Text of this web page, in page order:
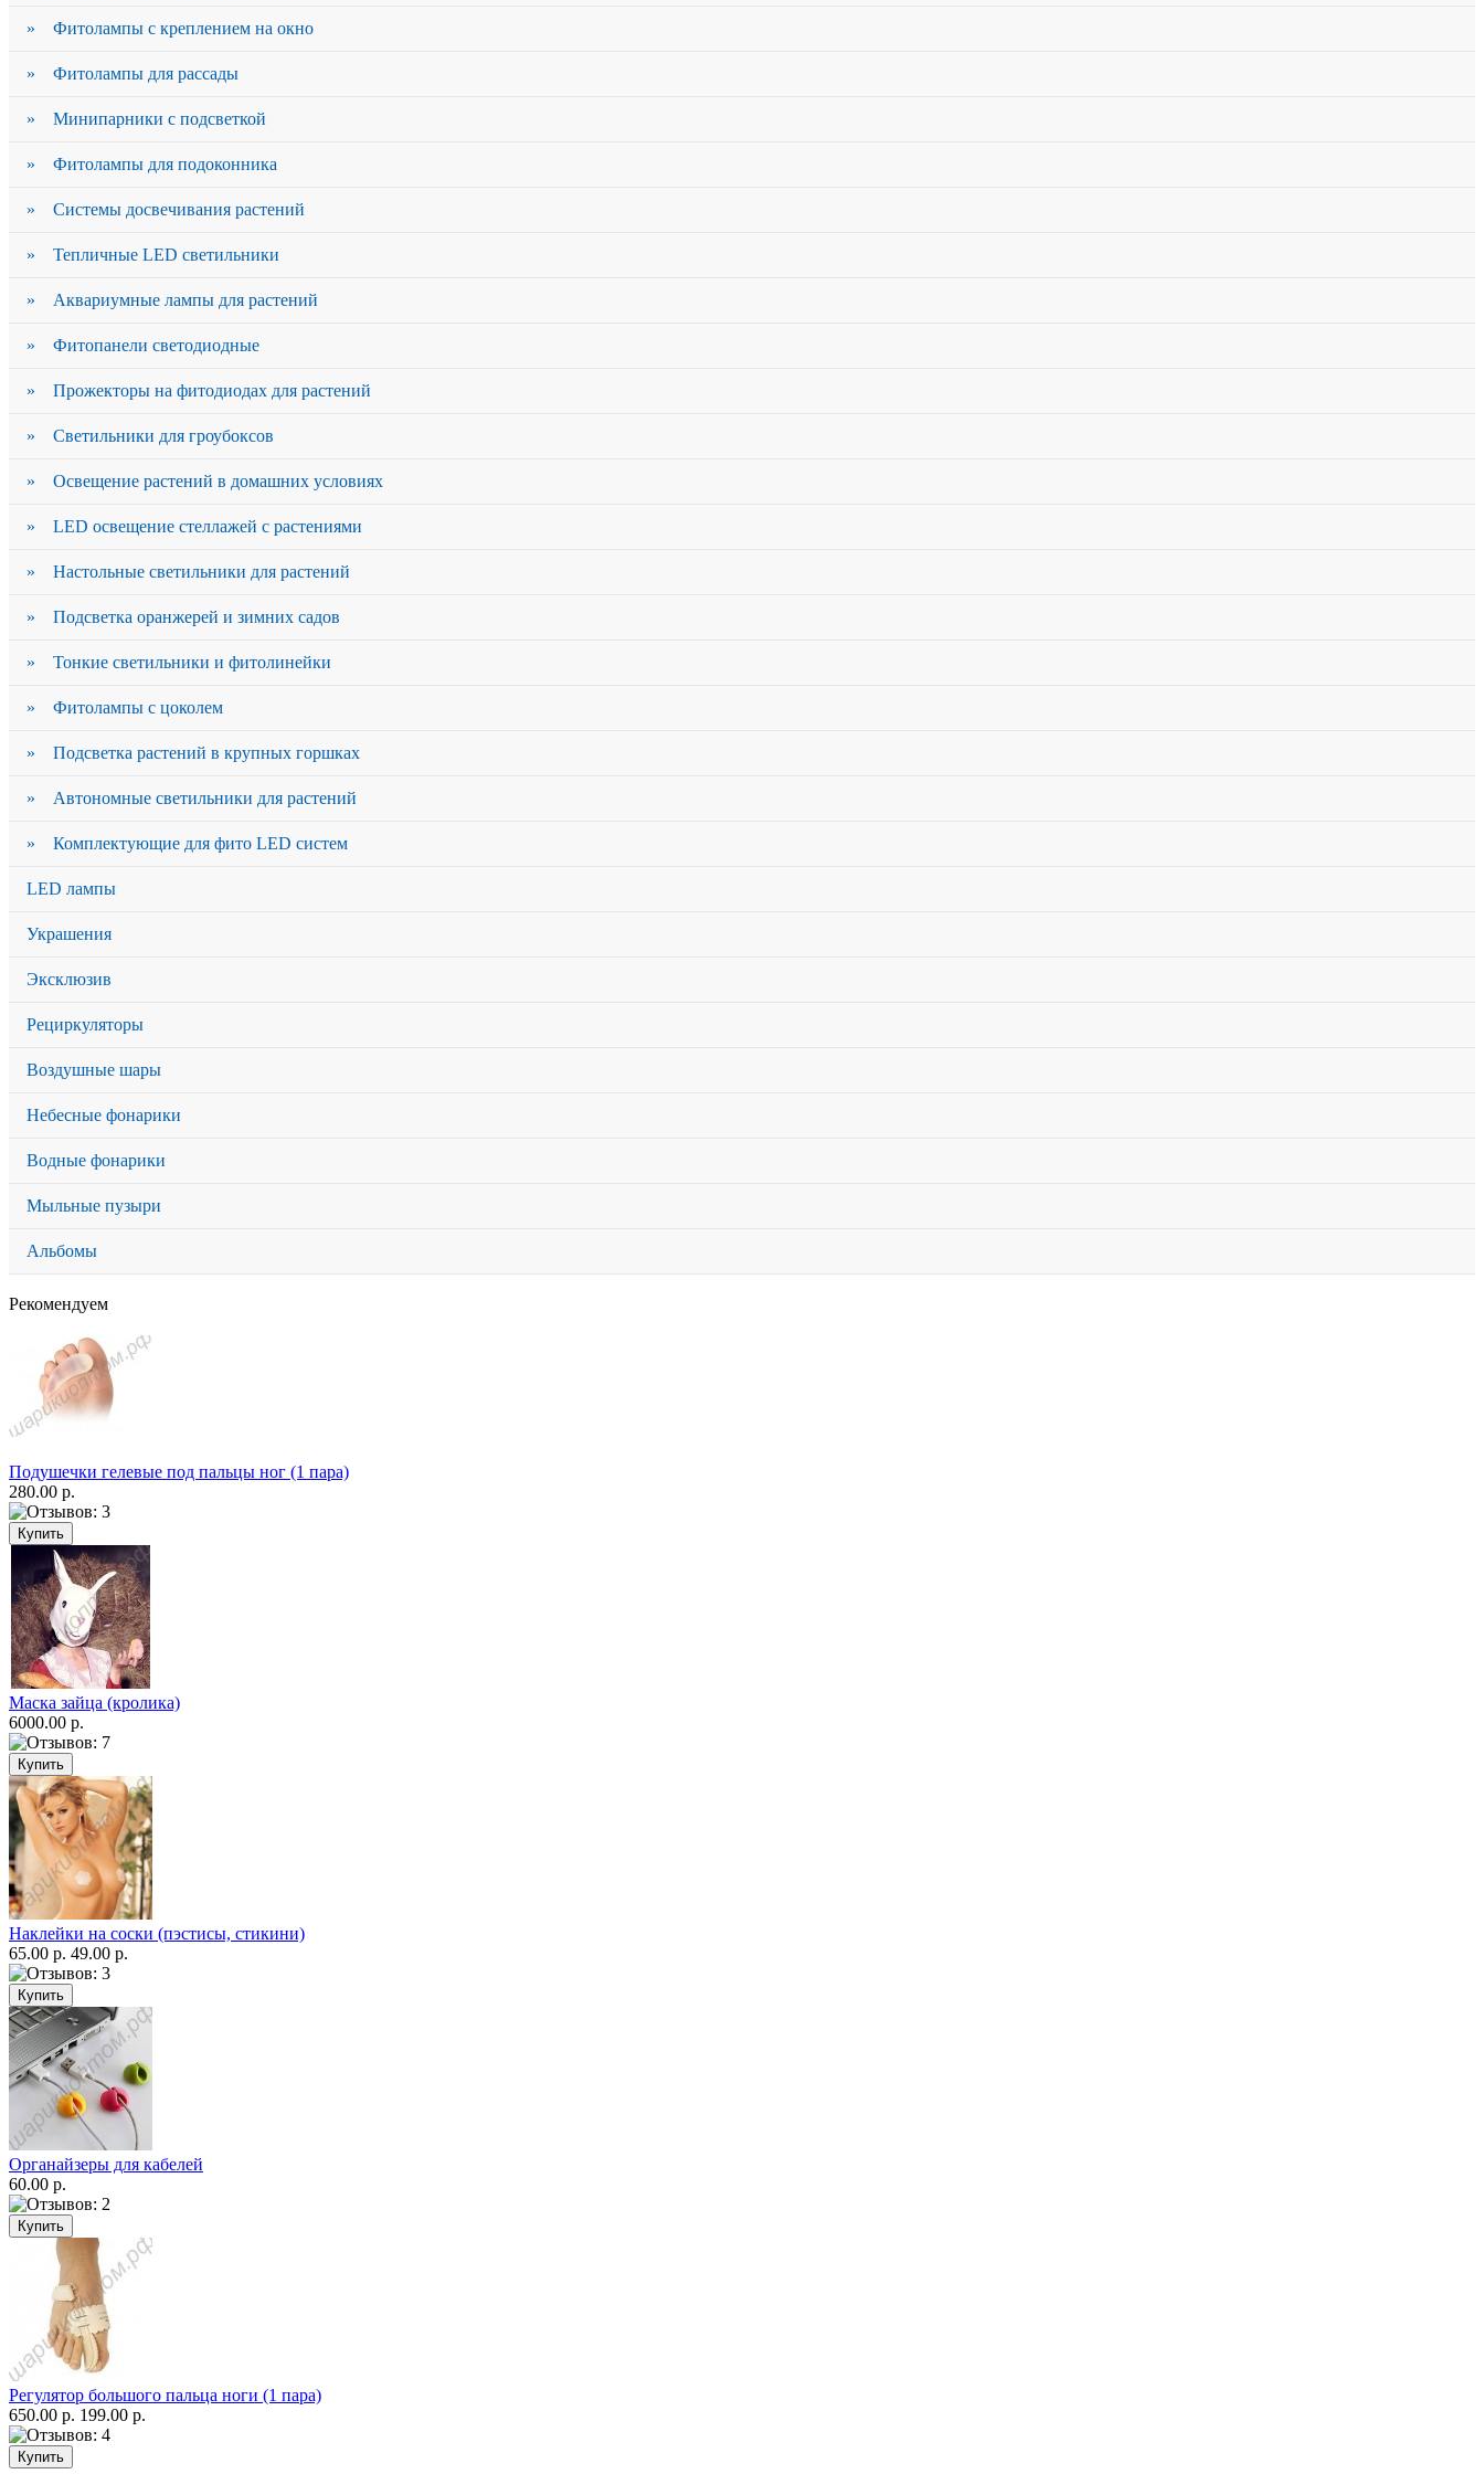
» Фитолампы с креплением на окно
» Фитолампы для рассады
» Минипарники с подсветкой
» Фитолампы для подоконника
» Системы досвечивания растений
» Тепличные LED светильники
» Аквариумные лампы для растений
» Фитопанели светодиодные
» Прожекторы на фитодиодах для растений
» Светильники для гроубоксов
» Освещение растений в домашних условиях
» LED освещение стеллажей с растениями
» Настольные светильники для растений
» Подсветка оранжерей и зимних садов
» Тонкие светильники и фитолинейки
» Фитолампы с цоколем
» Подсветка растений в крупных горшках
» Автономные светильники для растений
» Комплектующие для фито LED систем
LED лампы
Украшения
Эксклюзив
Рециркуляторы
Воздушные шары
Небесные фонарики
Водные фонарики
Мыльные пузыри
Альбомы
Рекомендуем
Подушечки гелевые под пальцы ног (1 пара)
280.00 р.
Маска зайца (кролика)
6000.00 р.
Наклейки на соски (пэстисы, стикини)
65.00 р. 49.00 р.
Органайзеры для кабелей
60.00 р.
Регулятор большого пальца ноги (1 пара)
650.00 р. 199.00 р.